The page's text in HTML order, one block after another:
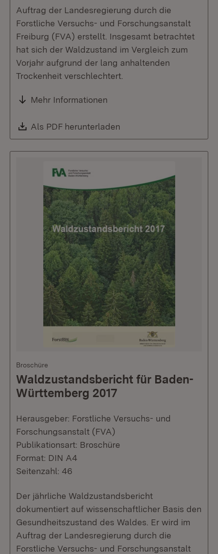
Auftrag der Landesregierung durch die
Forstliche Versuchs- und Forschungsanstalt
Freiburg (FVA) erstellt. Insgesamt betrachtet
hat sich der Waldzustand im Vergleich zum
Vorjahr aufgrund der lang anhaltenden
Trockenheit verschlechtert.
Mehr Informationen
Download:
Als PDF herunterladen
Broschüre
Waldzustandsbericht für Baden-
Württemberg 2017
Herausgeber: Forstliche Versuchs- und
Forschungsanstalt (FVA)
Publikationsart: Broschüre
Format: DIN A4
Seitenzahl: 46
Der jährliche Waldzustandsbericht
dokumentiert auf wissenschaftlicher Basis den
Gesundheitszustand des Waldes. Er wird im
Auftrag der Landesregierung durch die
Forstliche Versuchs- und Forschungsanstalt